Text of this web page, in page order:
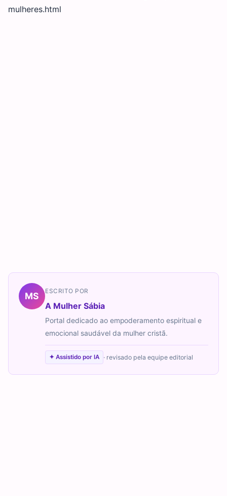
mulheres.html
MS ESCRITO POR
A Mulher Sábia
Portal dedicado ao empoderamento espiritual e
emocional saudável da mulher cristã.
✦ Assistido por IA · revisado pela equipe editorial